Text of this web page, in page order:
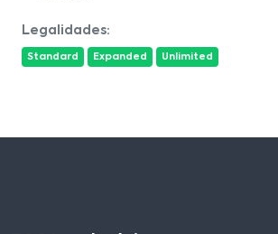
Legalidades:
Standard Expanded Unlimited